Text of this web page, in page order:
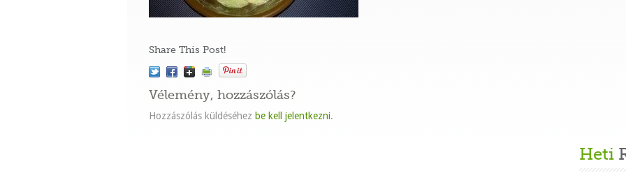
Share This Post!
Vélemény, hozzászólás?
Hozzászólás küldéséhez be kell jelentkezni.
Heti